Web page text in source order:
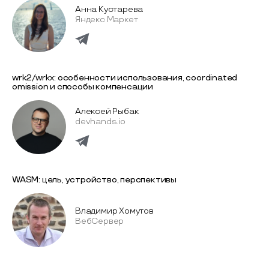
Анна Кустарева
Яндекс Маркет
wrk2/wrkx: особенности использования, coordinated
omission и способы компенсации
Алексей Рыбак
devhands.io
WASM: цель, устройство, перспективы
Владимир Хомутов
ВебСервер